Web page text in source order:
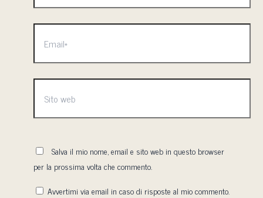
Email*
Sito
web
Salva il mio nome, email e sito web in questo browser
per la prossima volta che commento.
Avvertimi via email in caso di risposte al mio commento.